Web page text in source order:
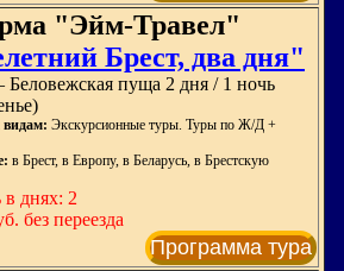
"Эйм-Травел"
Брест, два дня"
пу­ща 2 дня / 1 ночь
видам: Экскурсионные туры. Туры по Ж/Д +
в Брест, в Европу, в Беларусь, в Брестскую
днях: 2
без переезда
Программа тура